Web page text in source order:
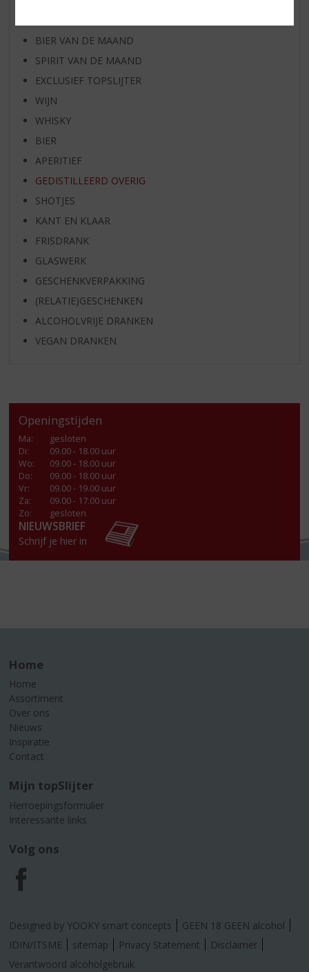
BIER VAN DE MAAND
SPIRIT VAN DE MAAND
EXCLUSIEF TOPSLIJTER
WIJN
WHISKY
BIER
APERITIEF
GEDISTILLEERD OVERIG
SHOTJES
KANT EN KLAAR
FRISDRANK
GLASWERK
GESCHENKVERPAKKING
(RELATIE)GESCHENKEN
ALCOHOLVRIJE DRANKEN
VEGAN DRANKEN
Openingstijden
Ma:
gesloten
Di:
09.00 - 18.00 uur
Wo:
09.00 - 18.00 uur
Do:
09.00 - 18.00 uur
Vr:
09.00 - 19.00 uur
Za:
09.00 - 17.00 uur
Zo:
gesloten
NIEUWSBRIEF
Schrijf je hier in
Home
Home
Assortiment
Over ons
Nieuws
Inspiratie
Contact
Mijn topSlijter
Herroepingsformulier
Interessante links
Volg ons
F
a
c
Designed by YOOKY smart concepts
GEEN 18 GEEN alcohol
IDIN/ITSME
sitemap Privacy Statement
Disclaimer
Verantwoord alcoholgebruik